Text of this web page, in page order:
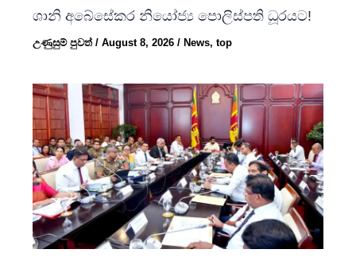
ශානි අබේසේකර නියෝජ්‍ය පොලිස්පති ධූරයට!
උණුසුම් පුවත්/August 8, 2026/News,top